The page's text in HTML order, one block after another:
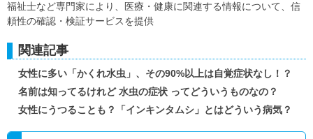
福祉士など専門家により、医療・健康に関連する情報について、信
頼性の確認・検証サービスを提供
関連記事
女性に多い「かくれ水虫」、その90%以上は自覚症状なし！？
名前は知ってるけれど 水虫の症状 ってどういうものなの？
女性にうつることも？「インキンタムシ」とはどういう病気？